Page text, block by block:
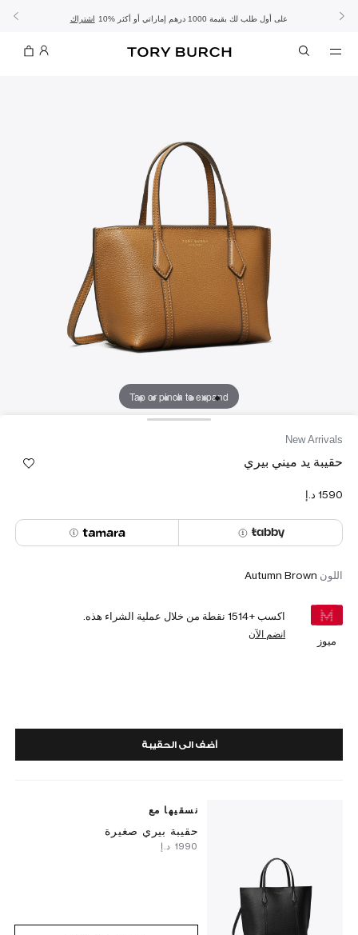
الموسم الجديد: إطلالات العملتسوّقي التشكيلة تشكيلة عيد الأضحىتسوقي اشتراك 10% على أول طلب لك بقيمة 1000 درهم إماراتي أو أكثر تفاصيل - الشحن المجاني تفاصيل - تسوق الآن واستلم في المتجر
Tap or pinch to expand
New Arrivals
حقيبة يد ميني بيري
اللون Autumn Brown
ميوز
اكسب +1514 نقطة من خلال عملية الشراء هذه.
انضم الآن
أضف الى الحقيبة
نسقيها مع
حقيبة بيري صغيرة